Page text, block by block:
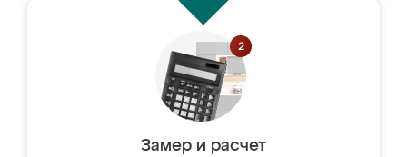
Замер и расчет